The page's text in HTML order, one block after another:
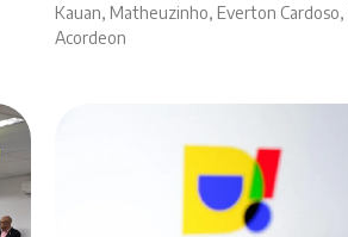
Kauan, Matheuzinho, Everton Cardoso,
Acordeon